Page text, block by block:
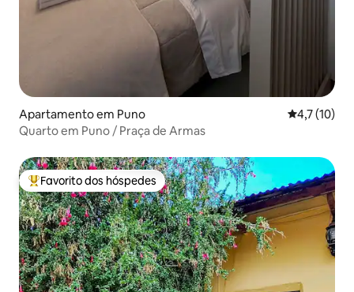
Apartamento em Puno
4,7 (10)
Quarto em Puno / Praça de Armas
Favoritos dos hóspedes mais apreciados
Favorito dos hóspedes